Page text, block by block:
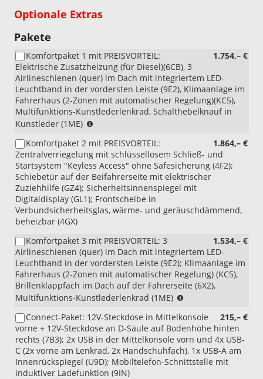
Optionale Extras
Pakete
1.754,– €
Komfortpaket 1 mit PREISVORTEIL:
Elektrische Zusatzheizung (für Diesel)(6CB), 3
Airlineschienen (quer) im Dach mit integriertem LED-
Leuchtband in der vordersten Leiste (9E2), Klimaanlage im
Fahrerhaus (2-Zonen mit automatischer Regelung)(KC5),
Multifunktions-Kunstlederlenkrad, Schalthebelknauf in
Kunstleder (1ME)
mit
Schaltgetriebe)
1.864,– €
Komfortpaket 2 mit PREISVORTEIL:
Zentralverriegelung mit schlüssellosem Schließ- und
Startsystem "Keyless Access" ohne Safesicherung (4F2);
Schiebetür auf der Beifahrerseite mit elektrischer
Zuziehhilfe (GZ4); Sicherheitsinnenspiegel mit
Digitaldisplay (GL1); Frontscheibe in
Verbundsicherheitsglas, wärme- und geräuschdämmend,
beheizbar (4GX)
1.534,– €
Komfortpaket 3 mit PREISVORTEIL: 3
Airlineschienen (quer) im Dach mit integriertem LED-
Leuchtband in der vordersten Leiste (9E2); Klimaanlage im
Fahrerhaus (2-Zonen mit automatischer Regelung) (KC5),
Brillenklappfach im Dach auf der Fahrerseite (6X2),
Multifunktions-Kunstlederlenkrad (1ME)
mit
Automatik)
215,– €
Connect-Paket: 12V-Steckdose in Mittelkonsole
vorne + 12V-Steckdose an D-Säule auf Bodenhöhe hinten
rechts (7B3); 2x USB in der Mittelkonsole vorn und 4x USB-
C (2x vorne am Lenkrad, 2x Handschuhfach), 1x USB-A am
Innenrückspiegel (U9D); Mobiltelefon-Schnittstelle mit
induktiver Ladefunktion (9IN)